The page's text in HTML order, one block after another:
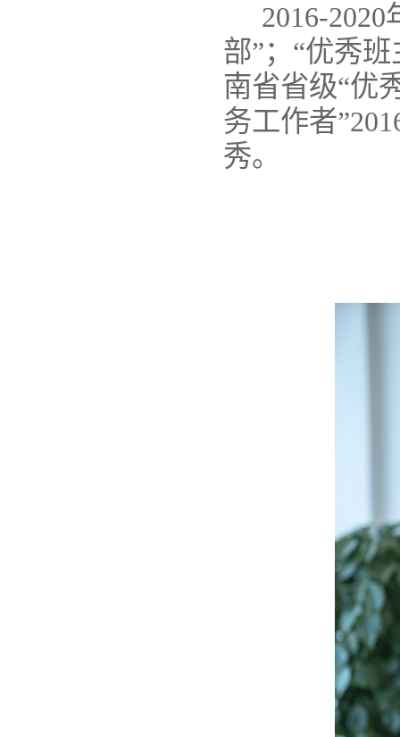
2016-2020
部”； “优秀班
南省省级“优
务工作者
秀。